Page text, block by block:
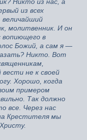
Никто из нас, а
из всех
величайший
молитвенник. И он
вопиющего в
Божий, а сам я —
Никто. Вот
не к своей
Хорошо, когда
примером
Так должно
все. Через нас
Крестителя мы